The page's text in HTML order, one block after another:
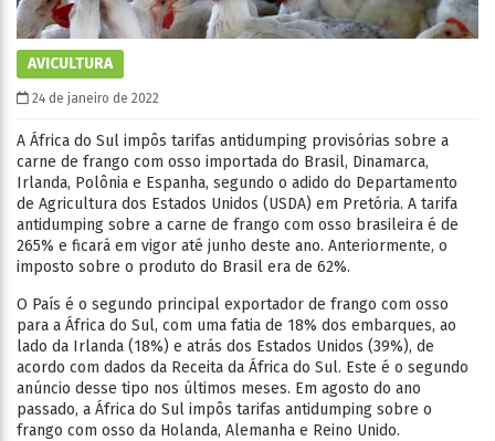
AVICULTURA
24 de janeiro de 2022
A África do Sul impôs tarifas antidumping provisórias sobre a
carne de frango com osso importada do Brasil, Dinamarca,
Irlanda, Polônia e Espanha, segundo o adido do Departamento
de Agricultura dos Estados Unidos (USDA) em Pretória. A tarifa
antidumping sobre a carne de frango com osso brasileira é de
265% e ficará em vigor até junho deste ano. Anteriormente, o
imposto sobre o produto do Brasil era de 62%.
O País é o segundo principal exportador de frango com osso
para a África do Sul, com uma fatia de 18% dos embarques, ao
lado da Irlanda (18%) e atrás dos Estados Unidos (39%), de
acordo com dados da Receita da África do Sul. Este é o segundo
anúncio desse tipo nos últimos meses. Em agosto do ano
passado, a África do Sul impôs tarifas antidumping sobre o
frango com osso da Holanda, Alemanha e Reino Unido.